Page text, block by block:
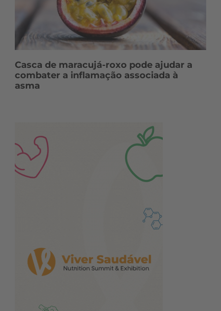
Casca de maracujá-roxo pode ajudar a
combater a inflamação associada à
asma